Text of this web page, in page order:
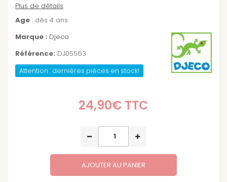
Plus de détails
Age : dès 4 ans
Marque : Djeco
Référence: DJ05563
Attention : dernières pièces en stock!
24,90€ TTC
AJOUTER AU PANIER